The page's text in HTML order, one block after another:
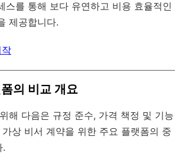
스를 통해 보다 유연하고 비용 효율적인
제공합니다.
의 비교 개요
해 다음은 규정 준수, 가격 책정 및 기능
상 비서 계약을 위한 주요 플랫폼의 중
.